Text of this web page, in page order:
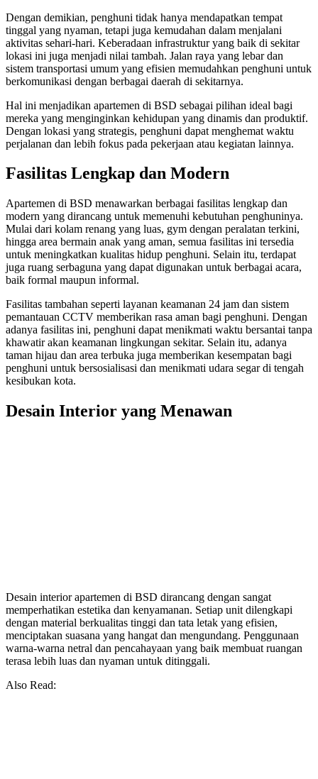
Dengan demikian, penghuni tidak hanya mendapatkan tempat
tinggal yang nyaman, tetapi juga kemudahan dalam menjalani
aktivitas sehari-hari. Keberadaan infrastruktur yang baik di sekitar
lokasi ini juga menjadi nilai tambah. Jalan raya yang lebar dan
sistem transportasi umum yang efisien memudahkan penghuni untuk
berkomunikasi dengan berbagai daerah di sekitarnya.
Hal ini menjadikan apartemen di BSD sebagai pilihan ideal bagi
mereka yang menginginkan kehidupan yang dinamis dan produktif.
Dengan lokasi yang strategis, penghuni dapat menghemat waktu
perjalanan dan lebih fokus pada pekerjaan atau kegiatan lainnya.
Fasilitas Lengkap dan Modern
Apartemen di BSD menawarkan berbagai fasilitas lengkap dan
modern yang dirancang untuk memenuhi kebutuhan penghuninya.
Mulai dari kolam renang yang luas, gym dengan peralatan terkini,
hingga area bermain anak yang aman, semua fasilitas ini tersedia
untuk meningkatkan kualitas hidup penghuni. Selain itu, terdapat
juga ruang serbaguna yang dapat digunakan untuk berbagai acara,
baik formal maupun informal.
Fasilitas tambahan seperti layanan keamanan 24 jam dan sistem
pemantauan CCTV memberikan rasa aman bagi penghuni. Dengan
adanya fasilitas ini, penghuni dapat menikmati waktu bersantai tanpa
khawatir akan keamanan lingkungan sekitar. Selain itu, adanya
taman hijau dan area terbuka juga memberikan kesempatan bagi
penghuni untuk bersosialisasi dan menikmati udara segar di tengah
kesibukan kota.
Desain Interior yang Menawan
Desain interior apartemen di BSD dirancang dengan sangat
memperhatikan estetika dan kenyamanan. Setiap unit dilengkapi
dengan material berkualitas tinggi dan tata letak yang efisien,
menciptakan suasana yang hangat dan mengundang. Penggunaan
warna-warna netral dan pencahayaan yang baik membuat ruangan
terasa lebih luas dan nyaman untuk ditinggali.
Also Read: